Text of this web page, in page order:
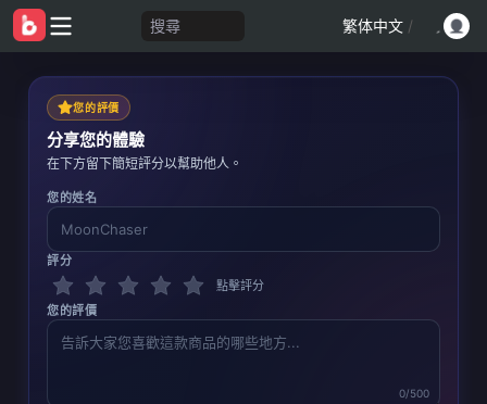
搜尋 繁体中文 /
您的評價
分享您的體驗
在下方留下簡短評分以幫助他人。
您的姓名
評分
點擊評分
您的評價
0/500